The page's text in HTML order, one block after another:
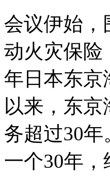
会议伊始，
动火灾保险
年日本东京
以来，东
务超过30
一个30年